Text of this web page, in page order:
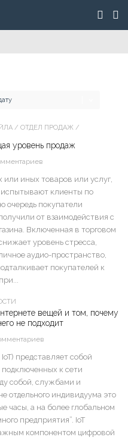
/ ОТДЕЛ ПРОДАЖ /
уровень продаж
иных товаров или услуг,
испытывают клиенты по
очередь покупатели
от взаимодействия с
Включенная в торговом
уровень стресса,
аудио-пространство,
покупателей к
вещей и том, почему
не подходит
представляет собой
к сети
собой, службами и
отдельного индивидуума это
часы, а на более глобальном
предприятия”. IoT
компонентом цифровой